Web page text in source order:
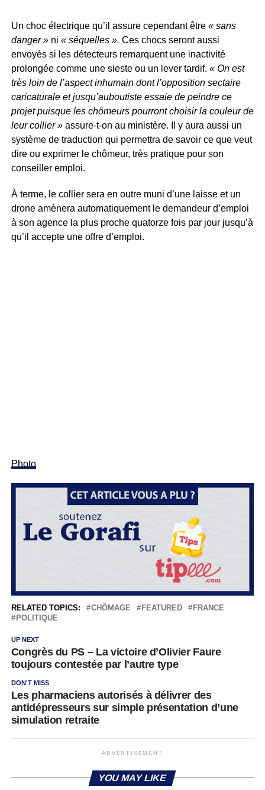
Un choc électrique qu’il assure cependant être « sans
danger »ni « séquelles ». Ces chocs seront aussi
envoyés si les détecteurs remarquent une inactivité
prolongée comme une sieste ou un lever tardif. « On est
très loin de l’aspect inhumain dont l’opposition sectaire
caricaturale et jusqu’auboutiste essaie de peindre ce
projet puisque les chômeurs pourront choisir la couleur de
leur collier »assure-t-on au ministère. Il y aura aussi un
système de traduction qui permettra de savoir ce que veut
dire ou exprimer le chômeur, très pratique pour son
conseiller emploi.
À terme, le collier sera en outre muni d’une laisse et un
drone amènera automatiquement le demandeur d’emploi
à son agence la plus proche quatorze fois par jour jusqu’à
qu’il accepte une offre d’emploi.
Photo
RELATED TOPICS: CHÔMAGE FEATURED
FRANCE
POLITIQUE
UP NEXT
Congrès du PS – La victoire d’Olivier Faure
toujours contestée par l’autre type
DON'T MISS
Les pharmaciens autorisés à délivrer des
antidépresseurs sur simple présentation d’une
simulation retraite
ADVERTISEMENT
YOU MAY LIKE